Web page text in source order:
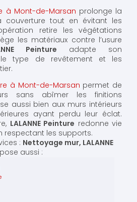
à Mont-de-Marsan prolonge la
tout en évitant les
retire les végétations
les matériaux contre l’usure
Peinture adapte son
le type de revêtement et les
à Mont-de-Marsan permet de
sans abîmer les finitions
aussi bien aux murs intérieurs
ayant perdu leur éclat.
LALANNE Peinture redonne vie
respectant les supports.
: Nettoyage mur, LALANNE
aussi :